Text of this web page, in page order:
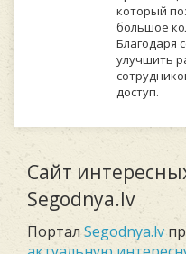
который
большое
Благодаря
улучшить
доступ.
Сайт
Segodnya.lv
Портал Segodnya.lv